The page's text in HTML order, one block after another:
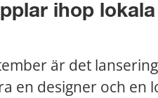
ihop
är det
en designer och en